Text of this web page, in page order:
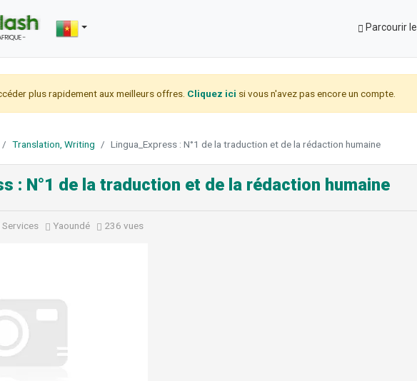
Parcourir
plus rapidement aux meilleurs offres. Cliquez ici si vous n'avez pas encore un compte.
Translation, Writing Lingua_Express : N°1 de la traduction et de la rédaction humaine
: N°1 de la traduction et de la rédaction humaine
Services Yaoundé 236 vues